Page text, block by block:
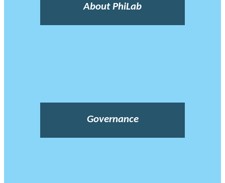
About PhiLab
Governance